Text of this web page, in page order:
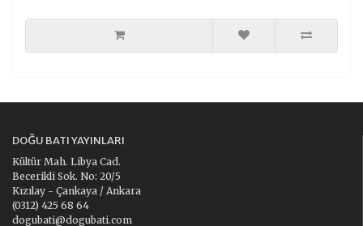
DOĞU BATI YAYINLARI
Kültür Mah. Libya Cad.
Becerikli Sok. No: 20/5
Kızılay - Çankaya / Ankara
(0312) 425 68 64
dogubati@dogubati.com